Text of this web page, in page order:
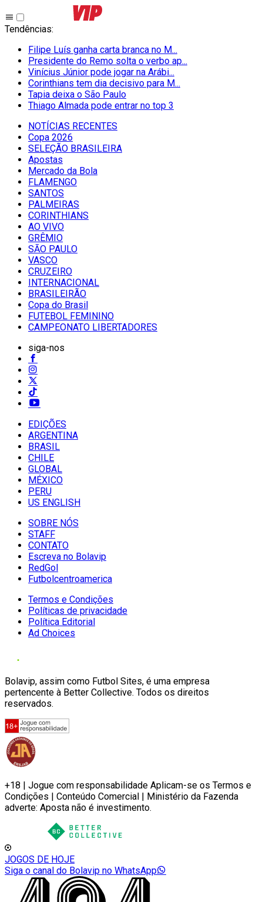
Tendências:
Filipe Luís ganha carta branca no M...
Presidente do Remo solta o verbo ap...
Vinícius Júnior pode jogar na Arábi...
Corinthians tem dia decisivo para M...
Tapia deixa o São Paulo
Thiago Almada pode entrar no top 3
NOTÍCIAS RECENTES
Copa 2026
SELEÇÃO BRASILEIRA
Apostas
Mercado da Bola
FLAMENGO
SANTOS
PALMEIRAS
CORINTHIANS
AO VIVO
GRÊMIO
SĀO PAULO
VASCO
CRUZEIRO
INTERNACIONAL
BRASILEIRÃO
Copa do Brasil
FUTEBOL FEMININO
CAMPEONATO LIBERTADORES
siga-nos
EDIÇÕES
ARGENTINA
BRASIL
CHILE
GLOBAL
MÉXICO
PERU
US ENGLISH
SOBRE NÓS
STAFF
CONTATO
Escreva no Bolavip
RedGol
Futbolcentroamerica
Termos e Condições
Políticas de privacidade
Política Editorial
Ad Choices
Bolavip, assim como Futbol Sites, é uma empresa
pertencente à Better Collective. Todos os direitos
reservados.
+18 | Jogue com responsabilidade Aplicam-se os Termos e
Condições | Conteúdo Comercial | Ministério da Fazenda
adverte: Aposta não é investimento.
JOGOS DE HOJE
Siga o canal do Bolavip no WhatsApp